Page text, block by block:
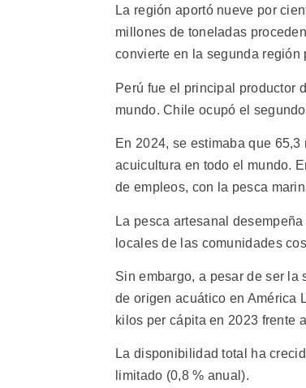
La región aportó nueve por
millones de toneladas
convierte en la segunda región
Perú fue el principal productor
mundo. Chile ocupó el
En 2024, se estimaba que
acuicultura en todo el mundo.
de empleos, con la pesca
La pesca artesanal
locales de las comunidades
Sin embargo, a pesar de ser
de origen acuático en América
kilos per cápita en 2023 frente
La disponibilidad total ha
limitado (0,8 % anual).